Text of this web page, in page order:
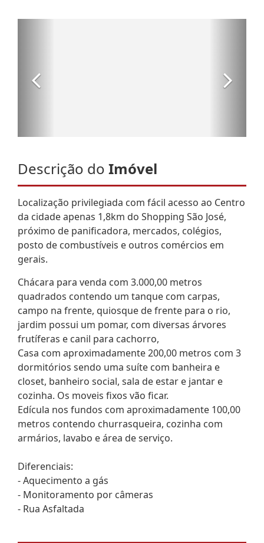
Descrição do Imóvel
Localização privilegiada com fácil acesso ao Centro
da cidade apenas 1,8km do Shopping São José,
próximo de panificadora, mercados, colégios,
posto de combustíveis e outros comércios em
gerais.
Chácara para venda com 3.000,00 metros
quadrados contendo um tanque com carpas,
campo na frente, quiosque de frente para o rio,
jardim possui um pomar, com diversas árvores
frutíferas e canil para cachorro,
Casa com aproximadamente 200,00 metros com 3
dormitórios sendo uma suíte com banheira e
closet, banheiro social, sala de estar e jantar e
cozinha. Os moveis fixos vão ficar.
Edícula nos fundos com aproximadamente 100,00
metros contendo churrasqueira, cozinha com
armários, lavabo e área de serviço.
Diferenciais:
- Aquecimento a gás
- Monitoramento por câmeras
- Rua Asfaltada